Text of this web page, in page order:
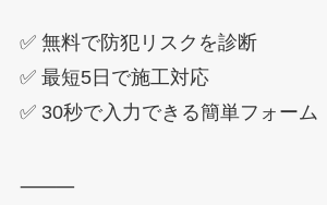
✅ 無料で防犯リスクを診断
✅ 最短5日で施工対応
✅ 30秒で入力できる簡単フォーム
⸻